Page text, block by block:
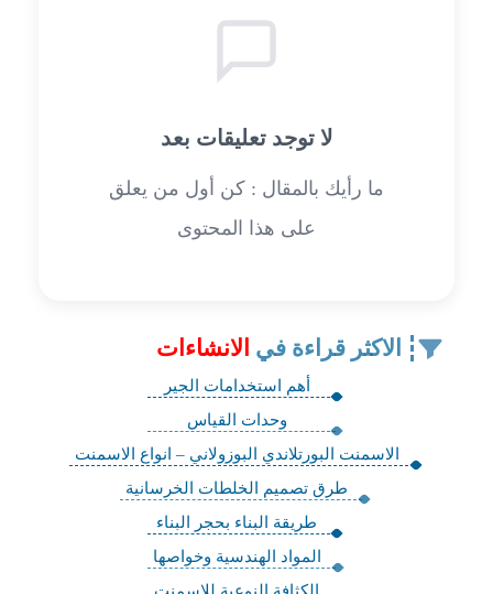
لا توجد تعليقات بعد
ما رأيك بالمقال : كن أول من يعلق
على هذا المحتوى
الاكثر قراءة في الانشاءات
أهم استخدامات الجير
وحدات القياس
الاسمنت البورتلاندي البوزولاني – انواع الاسمنت
طرق تصميم الخلطات الخرسانية
طريقة البناء بحجر البناء
المواد الهندسية وخواصها